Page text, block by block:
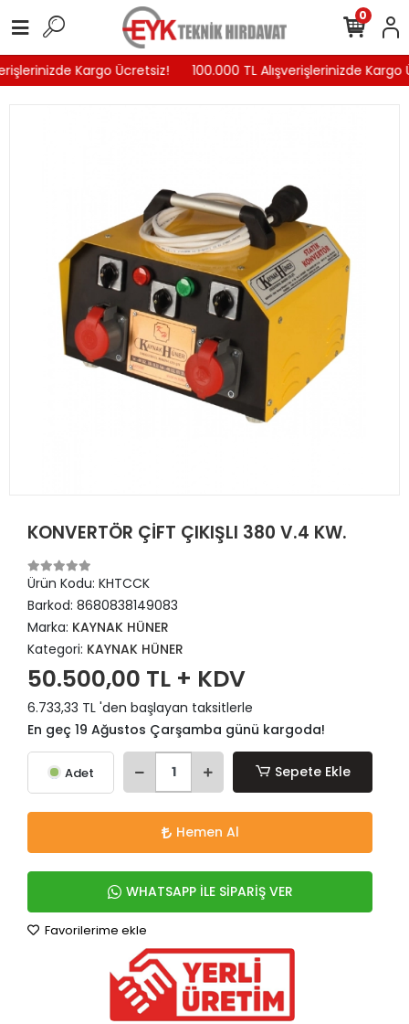
Kargo Ücretsiz! 100.000 TL Alışverişlerinizde Kargo
0
KONVERTÖR ÇİFT ÇIKIŞLI 380 V.4 KW.
Ürün Kodu: KHTCCK
Barkod: 8680838149083
Marka: KAYNAK HÜNER
Kategori: KAYNAK HÜNER
50.500,00 TL + KDV
6.733,33 TL 'den başlayan taksitlerle
En geç 19 Ağustos Çarşamba günü kargoda!
Adet Sepete Ekle
Hemen Al
WHATSAPP İLE SİPARİŞ VER
Favorilerime ekle